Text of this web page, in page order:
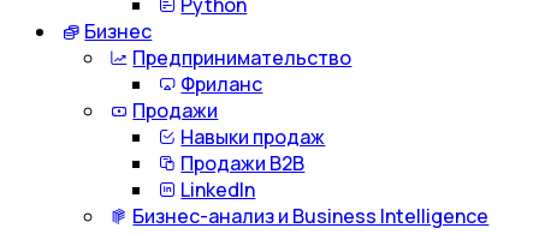
Бизнес
Предпринимательство
Фриланс
Продажи
Навыки продаж
Продажи B2B
LinkedIn
Бизнес-анализ и Business Intelligence